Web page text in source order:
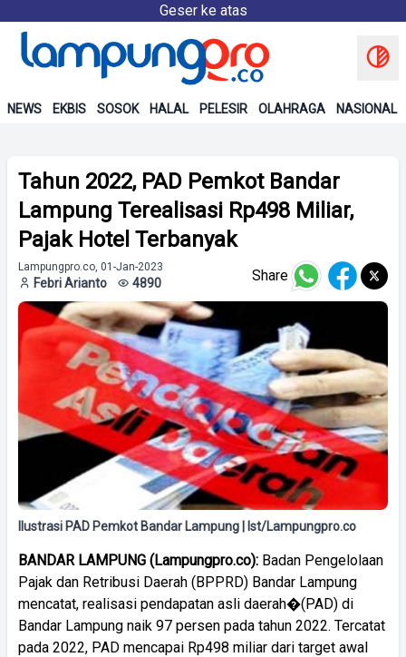
Geser ke atas
NEWS EKBIS SOSOK HALAL PELESIR OLAHRAGA NASIONAL
Tahun 2022, PAD Pemkot Bandar
Lampung Terealisasi Rp498 Miliar,
Pajak Hotel Terbanyak
Lampungpro.co, 01-Jan-2023
Febri Arianto 4890 Share
Ilustrasi PAD Pemkot Bandar Lampung | Ist/Lampungpro.co
BANDAR LAMPUNG (Lampungpro.co): Badan Pengelolaan
Pajak dan Retribusi Daerah (BPPRD) Bandar Lampung
mencatat, realisasi pendapatan asli daerah�(PAD) di
Bandar Lampung naik 97 persen pada tahun 2022. Tercatat
pada 2022, PAD mencapai Rp498 miliar dari target awal